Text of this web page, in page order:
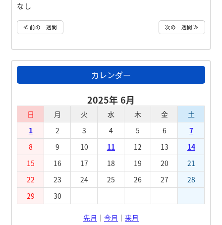
なし
≪ 前の一週間 次の一週間 ≫
カレンダー
2025年 6月
日 月 火 水 木 金
土
1
2 3 4 5 6
7
8
9 10 11 12 13
14
15
16 17 18 19 20
21
22
23 24 25 26 27
28
29
30
先月 ｜ 今月 ｜ 来月